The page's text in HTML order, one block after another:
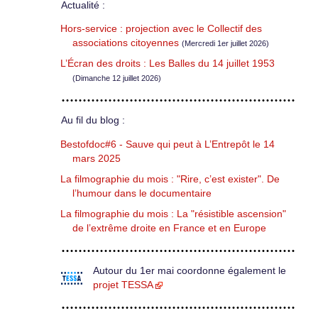
Actualité :
Hors-service : projection avec le Collectif des
associations citoyennes (Mercredi 1er juillet 2026)
L’Écran des droits : Les Balles du 14 juillet 1953
(Dimanche 12 juillet 2026)
Au fil du blog :
Bestofdoc#6 - Sauve qui peut à L’Entrepôt le 14
mars 2025
La filmographie du mois : "Rire, c’est exister". De
l’humour dans le documentaire
La filmographie du mois : La "résistible ascension"
de l’extrême droite en France et en Europe
Autour du 1er mai coordonne également le
projet TESSA